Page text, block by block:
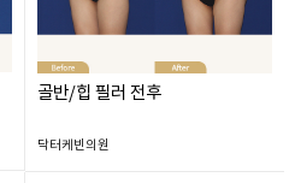
골반/힙 필러 전후
닥터케빈의원